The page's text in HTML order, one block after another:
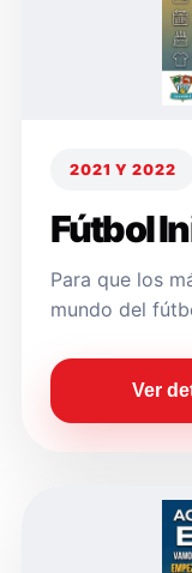
2021 Y 2022
Fútbol
Para que los
mundo del
Ver